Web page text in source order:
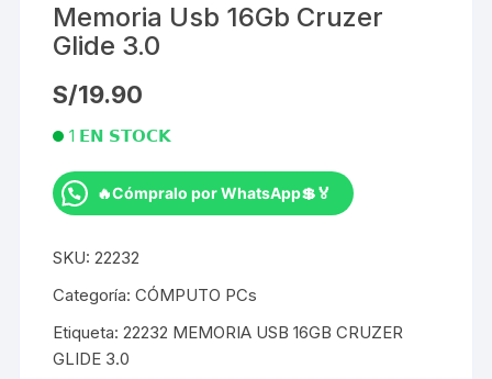
Memoria Usb 16Gb Cruzer
Glide 3.0
S/19.90
1 𝗘𝗡 𝗦𝗧𝗢𝗖𝗞
Memoria
16Gb
Cruzer
3.0
cantidad
🔥Cómpralo por WhatsApp💲🏅
SKU:22232
Categoría:CÓMPUTO PCs
Etiqueta:22232 MEMORIA USB 16GB CRUZER
GLIDE 3.0